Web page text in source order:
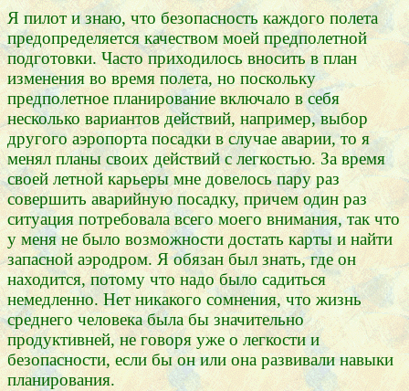
Я пилот и знаю, что безопасность каждого полета
предопределяется качеством моей предполетной
подготовки. Часто приходилось вносить в план
изменения во время полета, но поскольку
предполетное планирование включало в себя
несколько вариантов действий, например, выбор
другого аэропорта посадки в случае аварии, то я
менял планы своих действий с легкостью. За время
своей летной карьеры мне довелось пару раз
совершить аварийную посадку, причем один раз
ситуация потребовала всего моего внимания, так что
у меня не было возможности достать карты и найти
запасной аэродром. Я обязан был знать, где он
находится, потому что надо было садиться
немедленно. Нет никакого сомнения, что жизнь
среднего человека была бы значительно
продуктивней, не говоря уже о легкости и
безопасности, если бы он или она развивали навыки
планирования.